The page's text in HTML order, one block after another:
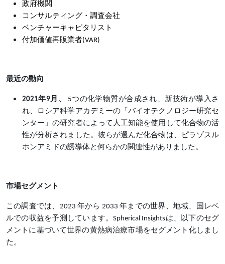
政府機関
コンサルティング・調査会社
ベンチャーキャピタリスト
付加価値再販業者(VAR)
最近の動向
2021年9月、 5つの化学物質が合成され、新技術が導入さ
れ、ロシア科学アカデミーの「バイオテクノロジー研究セ
ンター」の研究者によって人工知能を使用して化合物の活
性が分析されました。彼らが選んだ化合物は、ピラゾスル
ホンアミドの誘導体と何らかの関連性がありました。
市場セグメント
この調査では、2023 年から 2033 年までの世界、地域、国レベ
ルでの収益を予測しています。Spherical Insightsは、以下のセグ
メントに基づいて世界の黄熱病治療市場をセグメント化しまし
た。